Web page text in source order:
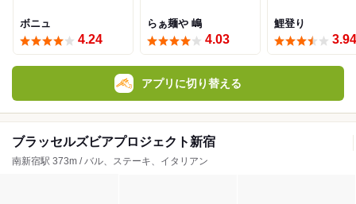
ボニュ
4.24
らぁ麺や 嶋
4.03
鯉登り
3.94
アプリに切り替える
ブラッセルズビアプロジェクト新宿
南新宿駅 373m / バル、ステーキ、イタリアン